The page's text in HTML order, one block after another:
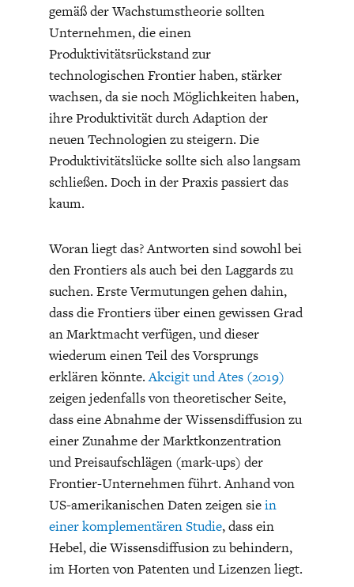
DIE POSITIONEN DER
WIRTSCHAFTSWEISEN
BGE-INFOGRAFIK
UNGLEICHHEIT
USA
WELTWIRTSCHAFT
gemäß der Wachstumstheorie sollten
Unternehmen, die einen
Produktivitätsrückstand zur
technologischen Frontier haben, stärker
wachsen, da sie noch Möglichkeiten haben,
ihre Produktivität durch Adaption der
neuen Technologien zu steigern. Die
Produktivitätslücke sollte sich also langsam
schließen. Doch in der Praxis passiert das
kaum.
Woran liegt das? Antworten sind sowohl bei
den Frontiers als auch bei den Laggards zu
suchen. Erste Vermutungen gehen dahin,
dass die Frontiers über einen gewissen Grad
an Marktmacht verfügen, und dieser
wiederum einen Teil des Vorsprungs
erklären könnte.Akcigit und Ates (2019)
zeigen jedenfalls von theoretischer Seite,
dass eine Abnahme der Wissensdiffusion zu
einer Zunahme der Marktkonzentration
und Preisaufschlägen (mark-ups) der
Frontier-Unternehmen führt. Anhand von
US-amerikanischen Daten zeigen siein
einer komplementären Studie, dass ein
Hebel, die Wissensdiffusion zu behindern,
im Horten von Patenten und Lizenzen liegt.